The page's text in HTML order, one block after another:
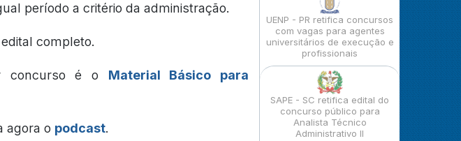
período a critério da administração.
completo.
concurso é o Material Básico para
agora o podcast.
UENP - PR retifica concursos
com vagas para agentes
universitários de execução e
profissionais
SAPE - SC retifica edital do
concurso público para
Analista Técnico
Administrativo II